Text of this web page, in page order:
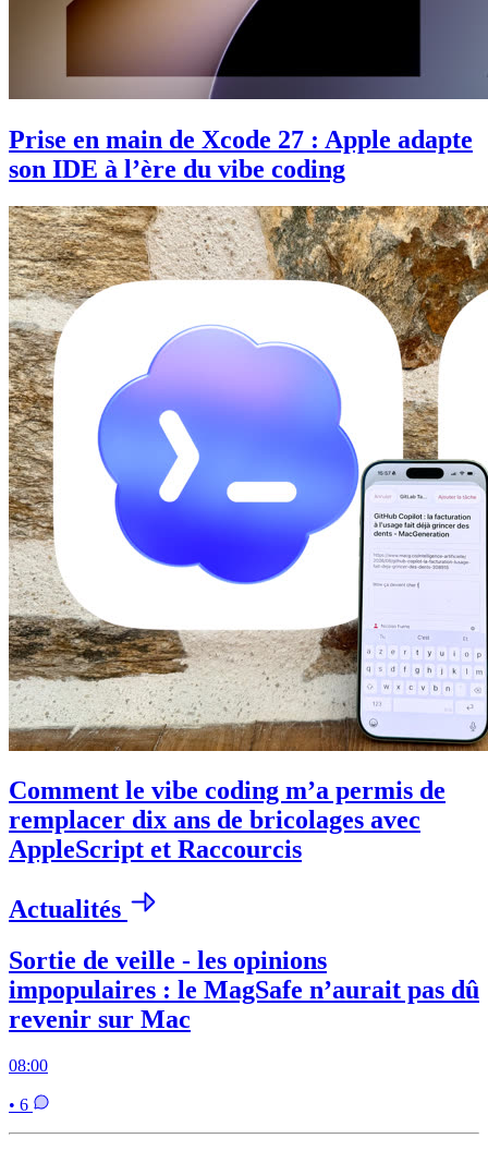
Prise en main de Xcode 27 : Apple adapte
son IDE à l’ère du vibe coding
Comment le vibe coding m’a permis de
remplacer dix ans de bricolages avec
AppleScript et Raccourcis
Actualités
Sortie de veille - les opinions
impopulaires : le MagSafe n’aurait pas dû
revenir sur Mac
08:00
• 6